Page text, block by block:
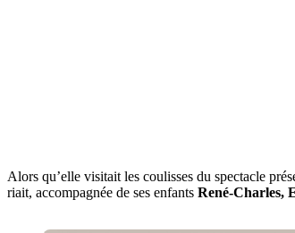
Alors qu’elle visitait les coulisses du spectacle
riait, accompagnée de ses enfants René-Charles,